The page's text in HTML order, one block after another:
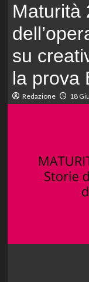
Maturità
su
la prova
Redazione 18